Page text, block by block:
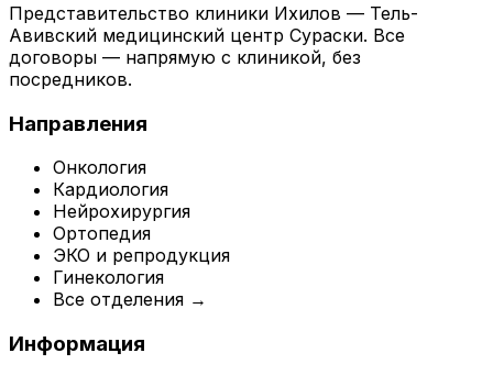
Представительство клиники Ихилов — Тель-
Авивский медицинский центр Сураски. Все
договоры — напрямую с клиникой, без
посредников.
Направления
Онкология
Кардиология
Нейрохирургия
Ортопедия
ЭКО и репродукция
Гинекология
Все отделения →
Информация